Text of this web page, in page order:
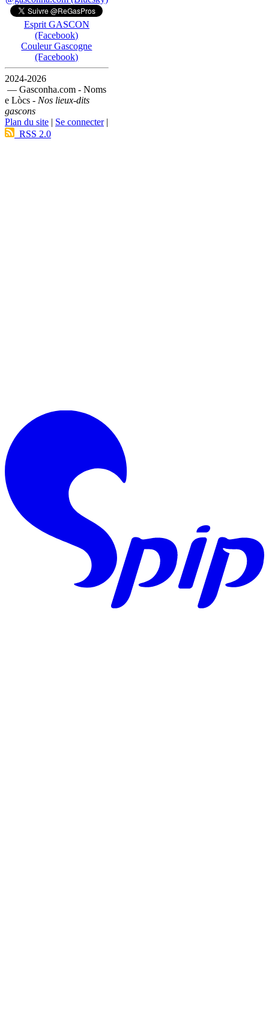
Esprit GASCON
(Facebook)
Couleur Gascogne
(Facebook)
2024-2026
— Gasconha.com - Noms
e Lòcs - Nos lieux-dits
gascons
Plan du site | Se connecter|
RSS 2.0